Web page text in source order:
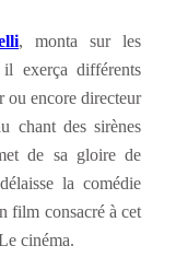
, monta sur les
exerça différents
ou encore directeur
chant des sirènes
de sa gloire de
la comédie
film consacré à cet
cinéma.